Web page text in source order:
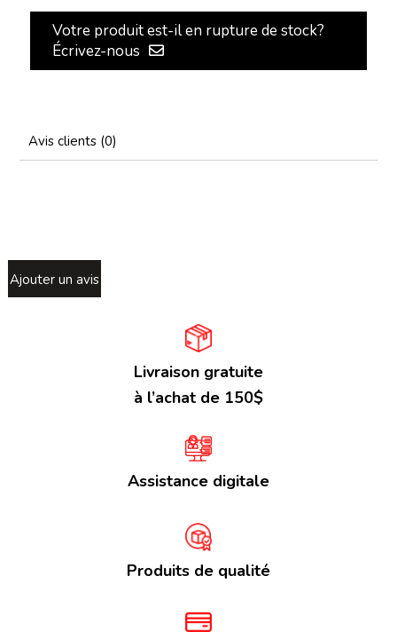
Votre produit est-il en rupture de stock?
Écrivez-nous
Avis clients (0)
Ajouter un avis
Livraison gratuite
à l’achat de 150$
Assistance digitale
Produits de qualité